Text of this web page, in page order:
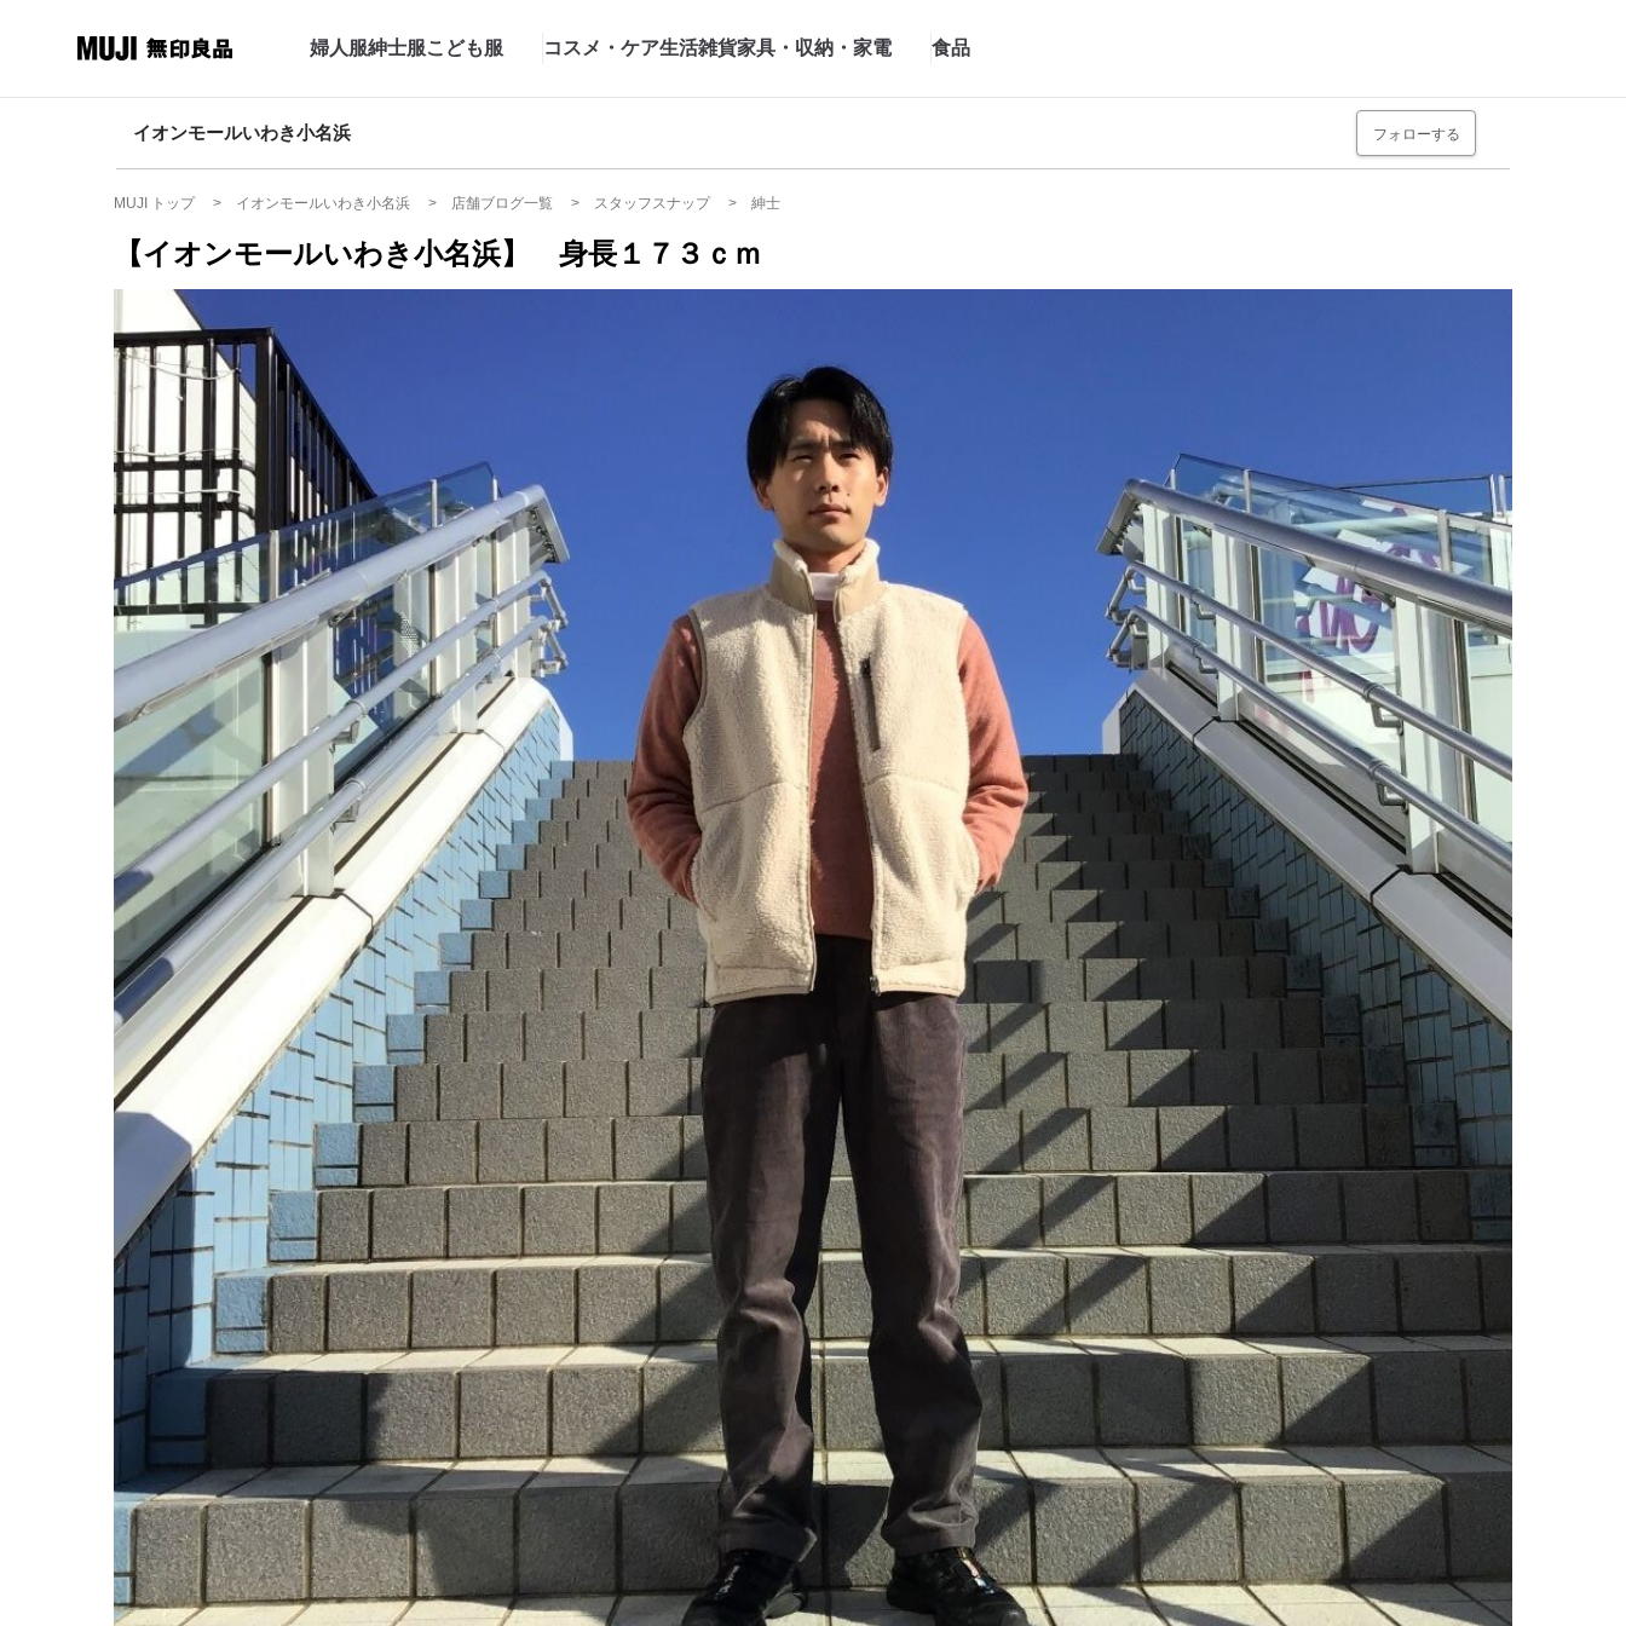
婦人服紳士服こども服 コスメ・ケア生活雑貨家具・収納・家電 食品
イオンモールいわき小名浜 フォローする
MUJI トップ イオンモールいわき小名浜 店舗ブログ一覧 スタッフスナップ 紳士
【イオンモールいわき小名浜】 身長１７３ｃｍ